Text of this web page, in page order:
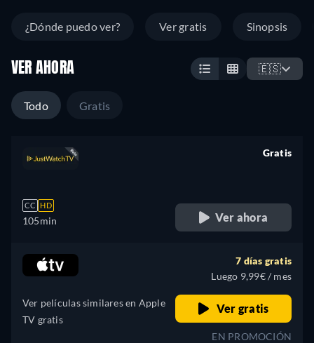
¿Dónde puedo ver? Ver gratis Sinopsis
VER AHORA 🇪🇸
Todo Gratis
CC HD
105min
Gratis
Ver ahora
Ver películas similares en Apple
TV gratis
7 días gratis
Luego 9,99€ / mes
Ver gratis
EN PROMOCIÓN